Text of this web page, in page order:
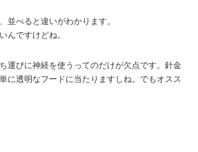
並べると違いがわかります。
んですけどね。
運びに神経を使うってのだけが欠点です。針金
に透明なフードに当たりますしね。でもオスス